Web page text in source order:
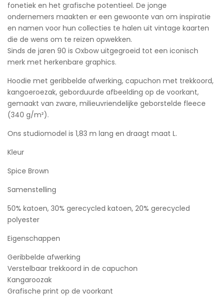
fonetiek en het grafische potentieel. De jonge
ondernemers maakten er een gewoonte van om inspiratie
en namen voor hun collecties te halen uit vintage kaarten
die de wens om te reizen opwekken.
Sinds de jaren 90 is Oxbow uitgegroeid tot een iconisch
merk met herkenbare graphics.
Hoodie met geribbelde afwerking, capuchon met trekkoord,
kangoeroezak, geborduurde afbeelding op de voorkant,
gemaakt van zware, milieuvriendelijke geborstelde fleece
(340 g/m²).
Ons studiomodel is 1,83 m lang en draagt ​​maat L.
Kleur
Spice Brown
Samenstelling
50% katoen, 30% gerecycled katoen, 20% gerecycled
polyester
Eigenschappen
Geribbelde afwerking
Verstelbaar trekkoord in de capuchon
Kangaroozak
Grafische print op de voorkant